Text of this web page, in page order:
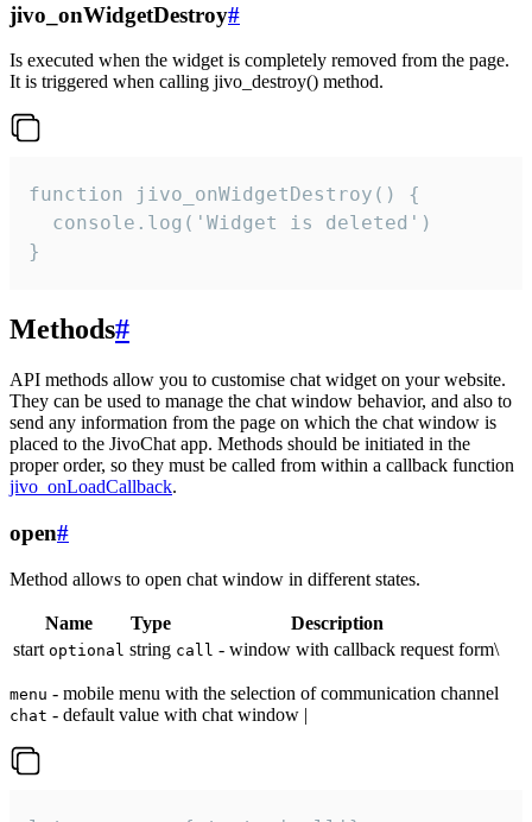
jivo_onWidgetDestroy#
Is executed when the widget is completely removed from the page.
It is triggered when calling jivo_destroy() method.
function jivo_onWidgetDestroy() {
  console.log('Widget is deleted')
}
Methods#
API methods allow you to customise chat widget on your website.
They can be used to manage the chat window behavior, and also to
send any information from the page on which the chat window is
placed to the JivoChat app. Methods should be initiated in the
proper order, so they must be called from within a callback function
jivo_onLoadCallback.
open#
Method allows to open chat window in different states.
Name Type
Description
start optional string call - window with callback request form\
menu - mobile menu with the selection of communication channel
chat - default value with chat window |